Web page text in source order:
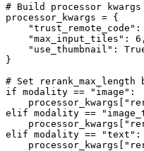
# Build processor
processor_kwargs = {
"trust_remote_code":
    "max_input_tiles": 6,
"use_thumbnail":
}
# Set rerank_max_length
if modality == "image":
elif modality ==
elif modality == "text":